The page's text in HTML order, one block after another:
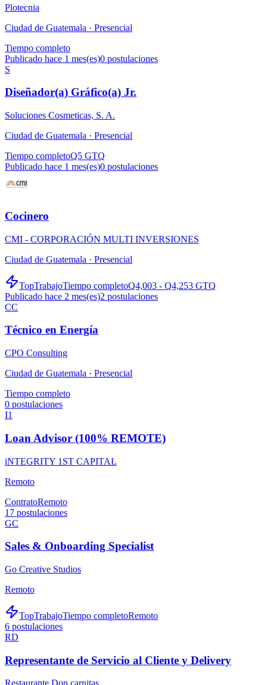
Plotecnia
Ciudad de Guatemala · Presencial
Tiempo completo
Publicado hace 1 mes(es)0 postulaciones
S
Diseñador(a) Gráfico(a) Jr.
Soluciones Cosmeticas, S. A.
Ciudad de Guatemala · Presencial
Tiempo completoQ5 GTQ
Publicado hace 1 mes(es)0 postulaciones
Cocinero
CMI - CORPORACIÓN MULTI INVERSIONES
Ciudad de Guatemala · Presencial
TopTrabajoTiempo completoQ4,003 - Q4,253 GTQ
Publicado hace 2 mes(es)2 postulaciones
CC
Técnico en Energía
CPO Consulting
Ciudad de Guatemala · Presencial
Tiempo completo
0 postulaciones
I1
Loan Advisor (100% REMOTE)
iNTEGRITY 1ST CAPITAL
Remoto
ContratoRemoto
17 postulaciones
GC
Sales & Onboarding Specialist
Go Creative Studios
Remoto
TopTrabajoTiempo completoRemoto
6 postulaciones
RD
Representante de Servicio al Cliente y Delivery